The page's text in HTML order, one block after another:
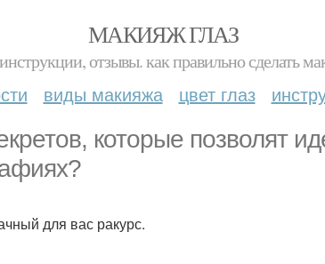
МАКИЯЖ ГЛАЗ
отзывы. как правильно сделать
виды макияжа цвет глаз
которые позволят
для вас ракурс.